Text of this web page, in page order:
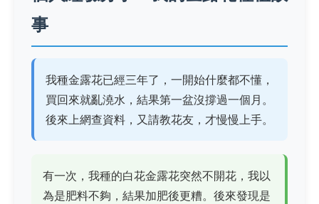
事
我種金露花已經三年了，一開始什麼都不懂，
買回來就亂澆水，結果第一盆沒撐過一個月。
後來上網查資料，又請教花友，才慢慢上手。
有一次，我種的白花金露花突然不開花，我以
為是肥料不夠，結果加肥後更糟。後來發現是